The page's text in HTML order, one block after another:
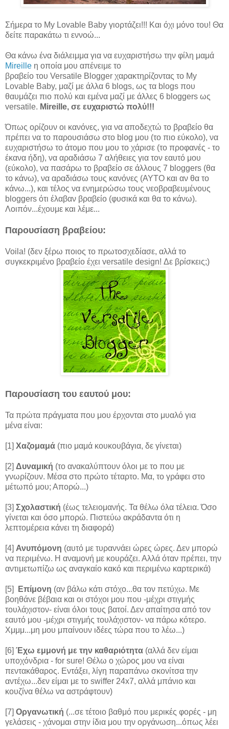
Σήμερα το My Lovable Baby γιορτάζει!!! Και όχι μόνο του! Θα
δείτε παρακάτω τι εννοώ...
Θα κάνω ένα διάλειμμα για να ευχαριστήσω την φίλη μαμά
Mireille η οποία μου απένειμε το
βραβείο του Versatile Blogger χαρακτηρίζοντας το My
Lovable Baby, μαζί με άλλα 6 blogs, ως τα blogs που
θαυμάζει πιο πολύ και εμένα μαζί με άλλες 6 bloggers ως
versatile. Mireille, σε ευχαριστώ πολύ!!!
Όπως ορίζουν οι κανόνες, για να αποδεχτώ το βραβείο θα
πρέπει να το παρουσιάσω στο blog μου (το πιο εύκολο), να
ευχαριστήσω το άτομο που μου το χάρισε (το προφανές - το
έκανα ήδη), να αραδιάσω 7 αλήθειες για τον εαυτό μου
(εύκολο), να πασάρω το βραβείο σε άλλους 7 bloggers (θα
το κάνω), να αραδιάσω τους κανόνες (ΑΥΤΟ και αν θα το
κάνω...), και τέλος να ενημερώσω τους νεοβραβευμένους
bloggers ότι έλαβαν βραβείο (φυσικά και θα το κάνω).
Λοιπόν...έχουμε και λέμε...
Παρουσίαση βραβείου:
Voila! (δεν ξέρω ποιος το πρωτοσχεδίασε, αλλά το
συγκεκριμένο βραβείο έχει versatile design! Δε βρίσκεις;)
Παρουσίαση του εαυτού μου:
Τα πρώτα πράγματα που μου έρχονται στο μυαλό για
μένα είναι:
[1] Χαζομαμά (πιο μαμά κουκουβάγια, δε γίνεται)
[2] Δυναμική (το ανακαλύπτουν όλοι με το που με
γνωρίζουν. Μέσα στο πρώτο τέταρτο. Μα, το γράφει στο
μέτωπό μου; Απορώ...)
[3] Σχολαστική (έως τελειομανής. Τα θέλω όλα τέλεια. Όσο
γίνεται και όσο μπορώ. Πιστεύω ακράδαντα ότι η
λεπτομέρεια κάνει τη διαφορά)
[4] Ανυπόμονη (αυτό με τυραννάει ώρες ώρες. Δεν μπορώ
να περιμένω. Η αναμονή με κουράζει. Αλλά όταν πρέπει, την
αντιμετωπίζω ως αναγκαίο κακό και περιμένω καρτερικά)
[5] Επίμονη (αν βάλω κάτι στόχο...θα τον πετύχω. Με
βοηθάνε βέβαια και οι στόχοι μου που -μέχρι στιγμής
τουλάχιστον- είναι όλοι τους βατοί. Δεν απαίτησα από τον
εαυτό μου -μέχρι στιγμής τουλάχιστον- να πάρω κότερο.
Χμμμ...μη μου μπαίνουν ιδέες τώρα που το λέω...)
[6] Έχω εμμονή με την καθαριότητα (αλλά δεν είμαι
υποχόνδρια - for sure! Θέλω ο χώρος μου να είναι
πεντακάθαρος. Εντάξει, λίγη παραπάνω σκονίτσα την
αντέχω...δεν είμαι με το swiffer 24x7, αλλά μπάνιο και
κουζίνα θέλω να αστράφτουν)
[7] Οργανωτική (...σε τέτοιο βαθμό που μερικές φορές - μη
γελάσεις - χάνομαι στην ίδια μου την οργάνωση...όπως λέει